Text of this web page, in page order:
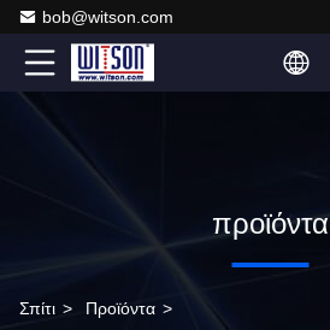
bob@witson.com
προϊόντα
Σπίτι > Προϊόντα >